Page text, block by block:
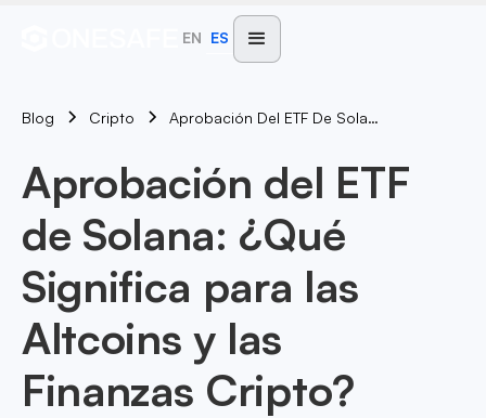
EN ES
Blog Cripto Aprobación Del ETF De Solana: ¿Qué Significa Para Las Altcoins Y Las Finanzas Cripto?
Aprobación del ETF
de Solana: ¿Qué
Significa para las
Altcoins y las
Finanzas Cripto?